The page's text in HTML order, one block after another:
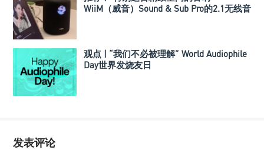
WiiM（威音）Sound & Sub Pro的2.1无线音
观点 | “我们不必被理解” World Audiophile
Day世界发烧友日
发表评论